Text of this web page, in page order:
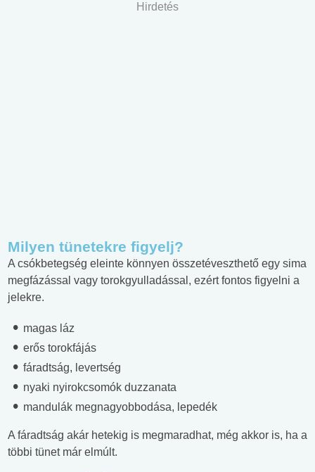
Hirdetés
Milyen tünetekre figyelj?
A csókbetegség eleinte könnyen összetéveszthető egy sima
megfázással vagy torokgyulladással, ezért fontos figyelni a
jelekre.
magas láz
erős torokfájás
fáradtság, levertség
nyaki nyirokcsomók duzzanata
mandulák megnagyobbodása, lepedék
A fáradtság akár hetekig is megmaradhat, még akkor is, ha a
többi tünet már elmúlt.